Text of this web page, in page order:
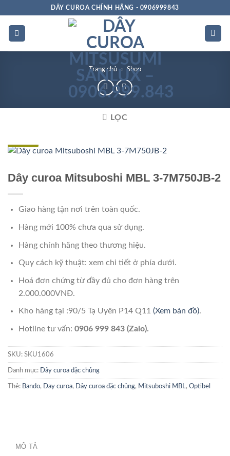
dung
DÂY CUROA CHÍNH HÃNG - 0906999843
Trang chủ » Shop
LỌC
Dây curoa Mitsuboshi MBL 3-7M750JB-2
Giao hàng tận nơi trên toàn quốc.
Hàng mới 100% chưa qua sử dụng.
Hàng chính hãng theo thương hiệu.
Quy cách kỹ thuật: xem chi tiết ở phía dưới.
Hoá đơn chứng từ đầy đủ cho đơn hàng trên
2.000.000VNĐ.
Kho hàng tại :90/5 Tạ Uyên P14 Q11 (Xem bản đồ).
Hotline tư vấn: 0906 999 843 (Zalo).
SKU: SKU1606
Danh mục: Dây curoa đặc chủng
Thẻ: Bando, Day curoa, Dây curoa đặc chủng, Mitsuboshi MBL , Optibel
MÔ TẢ